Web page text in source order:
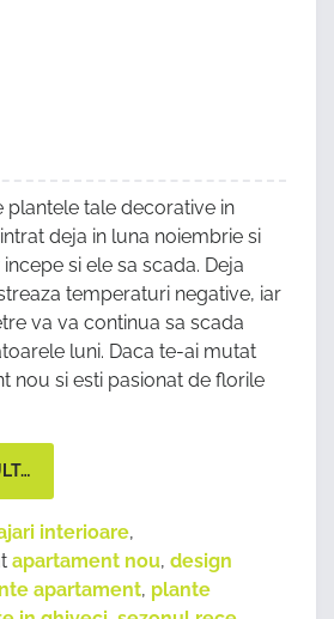
plantele tale decorative in
deja in luna noiembrie si
si ele sa scada. Deja
temperaturi negative, iar
va va continua sa scada
luni. Daca te-ai mutat
nou si esti pasionat de florile
interioare,
apartament nou, design
apartament, plante